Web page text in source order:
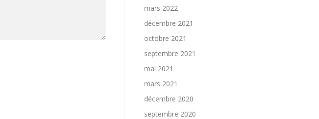
mars 2022
décembre 2021
octobre 2021
septembre 2021
mai 2021
mars 2021
décembre 2020
septembre 2020